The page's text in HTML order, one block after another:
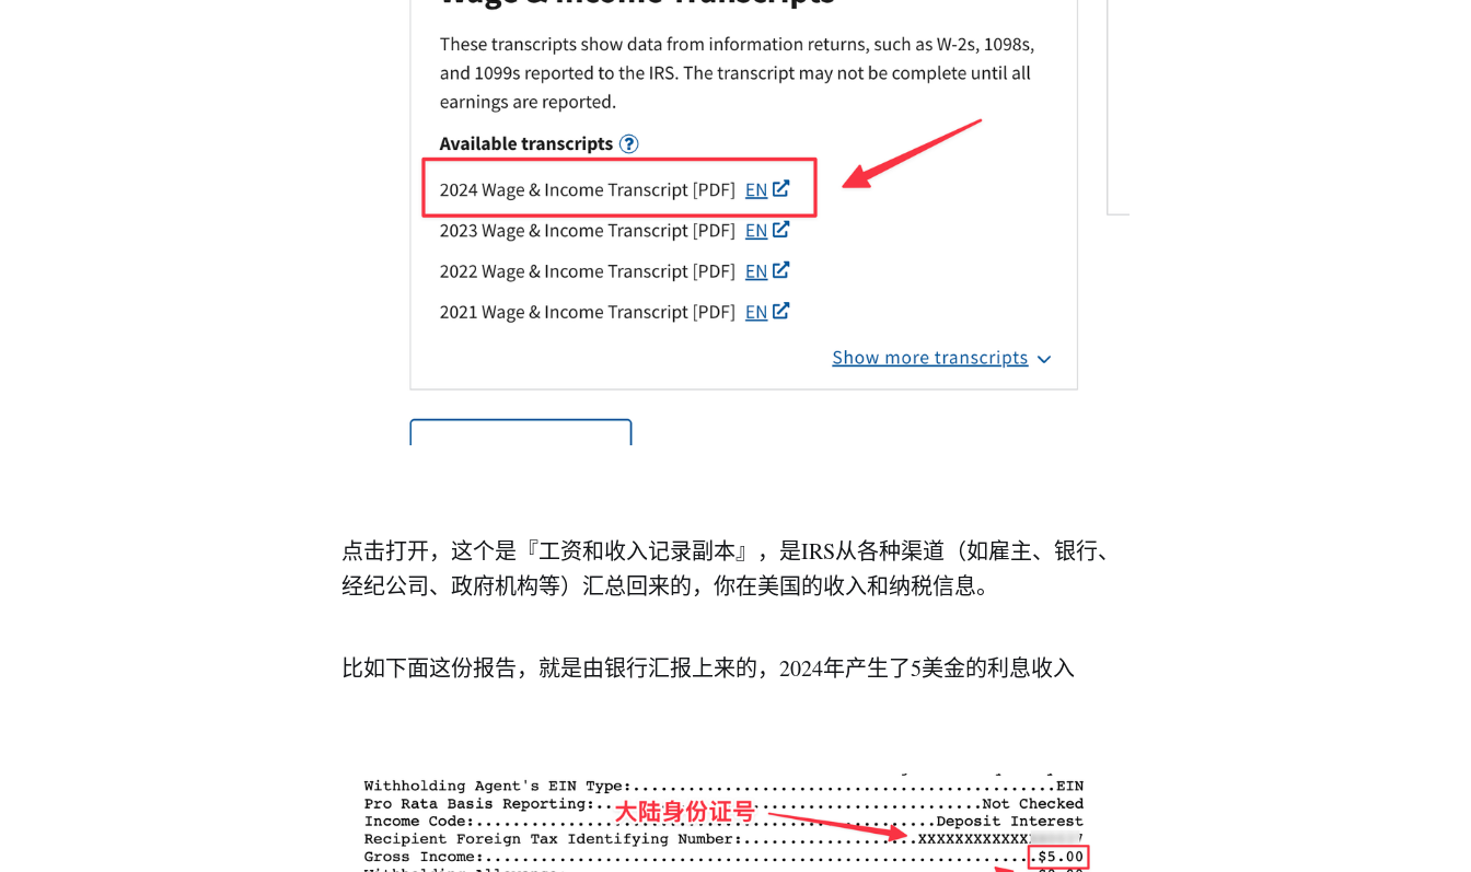
点击打开，这个是『工资和收入记录副本』，是IRS从各种渠道（如雇主、银行、
经纪公司、政府机构等）汇总回来的，你在美国的收入和纳税信息。
比如下面这份报告，就是由银行汇报上来的，2024年产生了5美金的利息收入